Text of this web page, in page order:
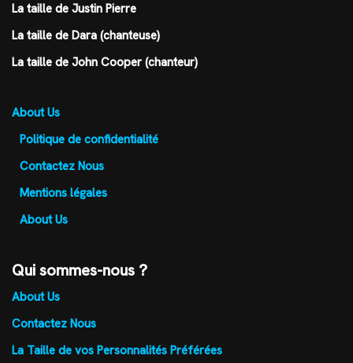
La taille de Justin Pierre
La taille de Dara (chanteuse)
La taille de John Cooper (chanteur)
About Us
Politique de confidentialité
Contactez Nous
Mentions légales
About Us
Qui sommes-nous ?
About Us
Contactez Nous
La Taille de vos Personnalités Préférées